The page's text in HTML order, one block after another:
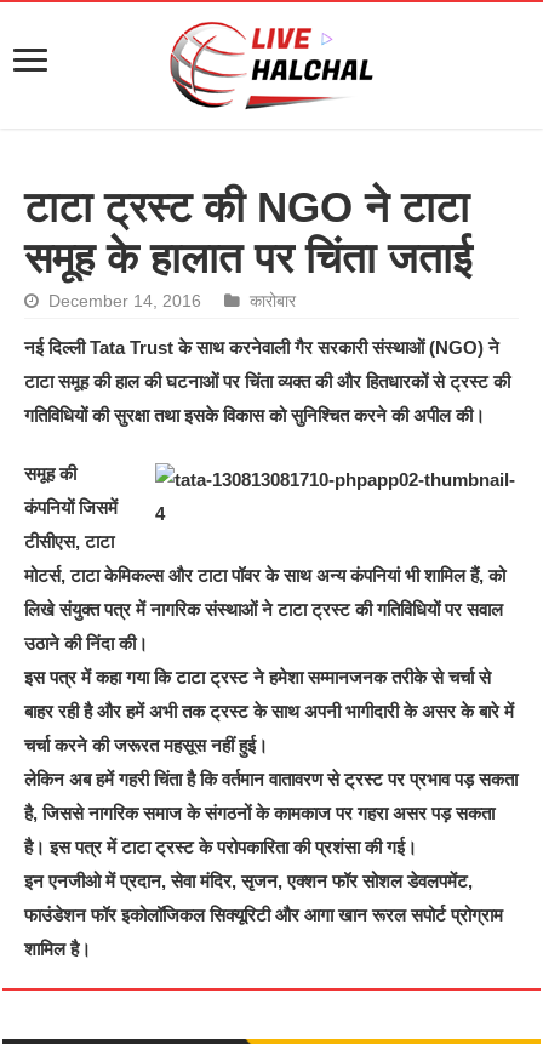
टाटा ट्रस्ट की NGO ने टाटा
समूह के हालात पर चिंता जताई
December 14, 2016 कारोबार
नई दिल्ली Tata Trust के साथ करनेवाली गैर सरकारी संस्थाओं (NGO) ने
टाटा समूह की हाल की घटनाओं पर चिंता व्यक्त की और हितधारकों से ट्रस्ट की
गतिविधियों की सुरक्षा तथा इसके विकास को सुनिश्चित करने की अपील की।
समूह की
कंपनियों जिसमें
टीसीएस, टाटा
मोटर्स, टाटा केमिकल्स और टाटा पॉवर के साथ अन्य कंपनियां भी शामिल हैं, को
लिखे संयुक्त पत्र में नागरिक संस्थाओं ने टाटा ट्रस्ट की गतिविधियों पर सवाल
उठाने की निंदा की।
इस पत्र में कहा गया कि टाटा ट्रस्ट ने हमेशा सम्मानजनक तरीके से चर्चा से
बाहर रही है और हमें अभी तक ट्रस्ट के साथ अपनी भागीदारी के असर के बारे में
चर्चा करने की जरूरत महसूस नहीं हुई।
लेकिन अब हमें गहरी चिंता है कि वर्तमान वातावरण से ट्रस्ट पर प्रभाव पड़ सकता
है, जिससे नागरिक समाज के संगठनों के कामकाज पर गहरा असर पड़ सकता
है। इस पत्र में टाटा ट्रस्ट के परोपकारिता की प्रशंसा की गई।
इन एनजीओ में प्रदान, सेवा मंदिर, सृजन, एक्शन फॉर सोशल डेवलपमेंट,
फाउंडेशन फॉर इकोलॉजिकल सिक्यूरिटी और आगा खान रूरल सपोर्ट प्रोग्राम
शामिल है।